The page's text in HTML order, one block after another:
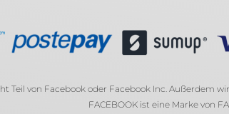
Teil von Facebook oder Facebook Inc. Außerdem
FACEBOOK ist eine Marke von